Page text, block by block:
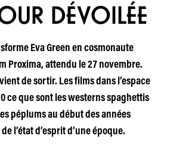
DÉVOILÉE
Eva Green en cosmonaute
Proxima, attendu le 27 novembre.
de sortir. Les films dans l’espace
ce que sont les westerns spaghettis
péplums au début des années
l’état d’esprit d’une époque.